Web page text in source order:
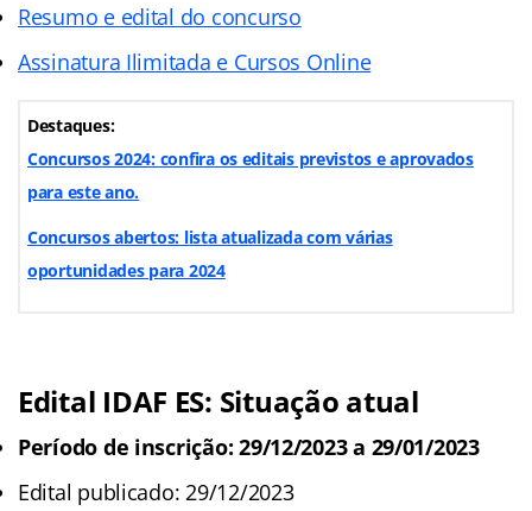
Resumo e edital do concurso
Assinatura Ilimitada e Cursos Online
Destaques:
Concursos 2024: confira os editais previstos e aprovados
para este ano.
Concursos abertos: lista atualizada com várias
oportunidades para 2024
Edital IDAF ES: Situação atual
Período de inscrição: 29/12/2023 a 29/01/2023
Edital publicado: 29/12/2023